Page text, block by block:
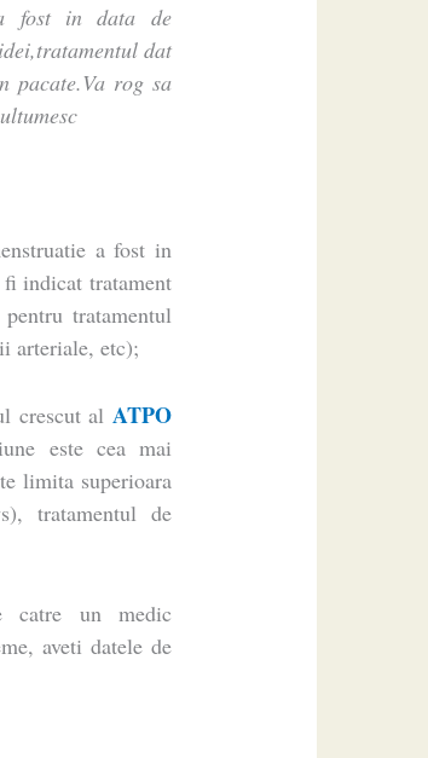
fost in data de
dat
pacate.Va rog sa
a fost in
indicat tratament
tratamentul
arteriale, etc);
crescut al ATPO
este cea mai
limita superioara
tratamentul de
catre un medic
aveti datele de